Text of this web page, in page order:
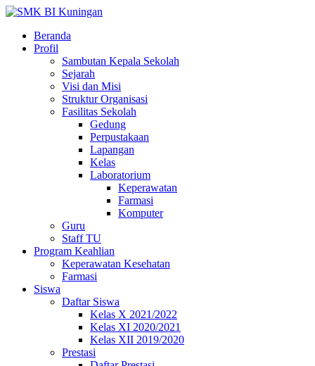
Beranda
Profil
Sambutan Kepala Sekolah
Sejarah
Visi dan Misi
Struktur Organisasi
Fasilitas Sekolah
Gedung
Perpustakaan
Lapangan
Kelas
Laboratorium
Keperawatan
Farmasi
Komputer
Guru
Staff TU
Program Keahlian
Keperawatan Kesehatan
Farmasi
Siswa
Daftar Siswa
Kelas X 2021/2022
Kelas XI 2020/2021
Kelas XII 2019/2020
Prestasi